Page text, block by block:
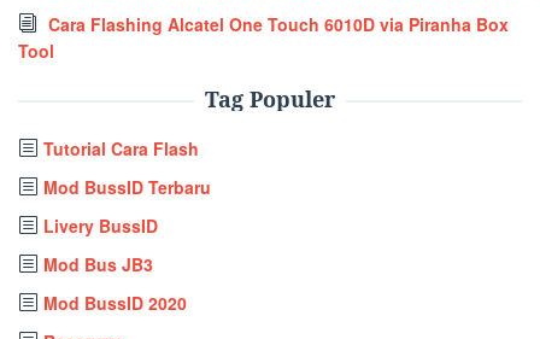
Cara Flashing Alcatel One Touch 6010D via Piranha Box
Tool
Tag Populer
Tutorial Cara Flash
Mod BussID Terbaru
Livery BussID
Mod Bus JB3
Mod BussID 2020